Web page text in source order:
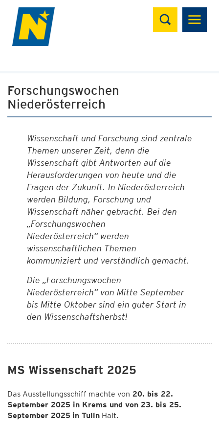
Suchen
Forschungswochen
Niederösterreich
Wissenschaft und Forschung sind zentrale
Themen unserer Zeit, denn die
Wissenschaft gibt Antworten auf die
Herausforderungen von heute und die
Fragen der Zukunft. In Niederösterreich
werden Bildung, Forschung und
Wissenschaft näher gebracht. Bei den
„Forschungswochen
Niederösterreich“ werden
wissenschaftlichen Themen
kommuniziert und verständlich gemacht.
Die „Forschungswochen
Niederösterreich“ von Mitte September
bis Mitte Oktober sind ein guter Start in
den Wissenschaftsherbst!
MS Wissenschaft 2025
Das Ausstellungsschiff machte von 20. bis 22.
September 2025 in Krems und von 23. bis 25.
September 2025 in Tulln Halt.